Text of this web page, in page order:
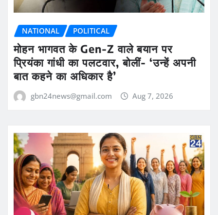
NATIONAL POLITICAL
मोहन भागवत के Gen-Z वाले बयान पर
प्रियंका गांधी का पलटवार, बोलीं- ‘उन्हें अपनी
बात कहने का अधिकार है’
gbn24news@gmail.com Aug 7, 2026